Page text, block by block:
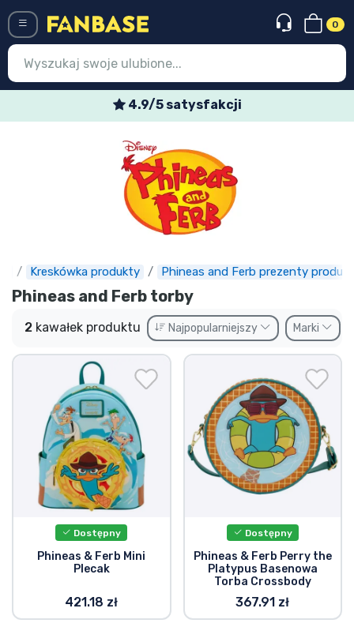
0
4.9/5 satysfakcji
Kreskówka produkty Phineas and Ferb prezenty
Phineas and Ferb torby
2 kawałek produktu Najpopularniejszy Marki
Dostępny
Phineas & Ferb Mini
Plecak
421.18 zł
Dostępny
Phineas & Ferb Perry the
Platypus Basenowa
Torba Crossbody
367.91 zł
Wejście
Najnowsze rzeczy
Oferty specjalne
Przedsprzedaż
Outlet produkty
Wysyłka i płatność
Rzeczy seryjne
Rzeczy filmowe
Wspaniałe rzeczy
Rzeczy z anime